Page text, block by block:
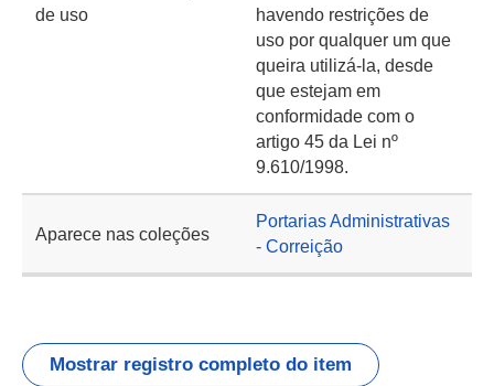
de uso
havendo restrições de
uso por qualquer um que
queira utilizá-la, desde
que estejam em
conformidade com o
artigo 45 da Lei nº
9.610/1998.
Aparece nas coleções
Portarias Administrativas
- Correição
Mostrar registro completo do item